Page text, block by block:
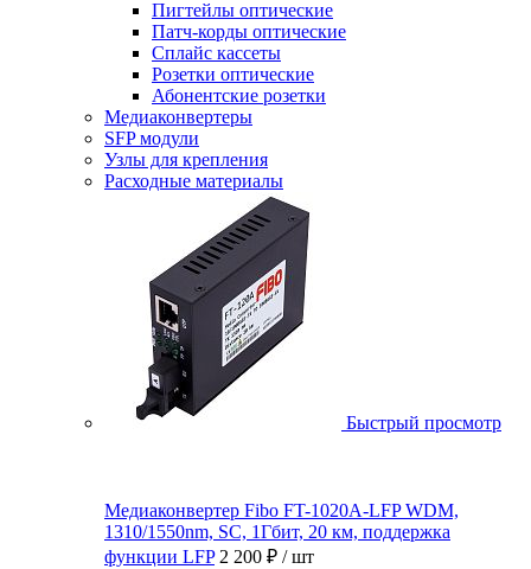
Пигтейлы оптические
Патч-корды оптические
Сплайс кассеты
Розетки оптические
Абонентские розетки
Медиаконвертеры
SFP модули
Узлы для крепления
Расходные материалы
Быстрый просмотр
Медиаконвертер Fibo FT-1020A-LFP WDM,
1310/1550nm, SC, 1Гбит, 20 км, поддержка
функции LFP 2 200 ₽ / шт